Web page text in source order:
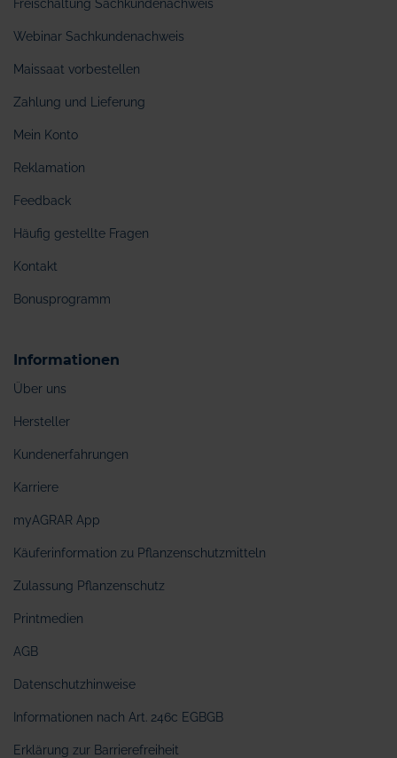
Freischaltung Sachkundenachweis
Webinar Sachkundenachweis
Maissaat vorbestellen
Zahlung und Lieferung
Mein Konto
Reklamation
Feedback
Häufig gestellte Fragen
Kontakt
Bonusprogramm
Informationen
Über uns
Hersteller
Kundenerfahrungen
Karriere
myAGRAR App
Käuferinformation zu Pflanzenschutzmitteln
Zulassung Pflanzenschutz
Printmedien
AGB
Datenschutzhinweise
Informationen nach Art. 246c EGBGB
Erklärung zur Barrierefreiheit